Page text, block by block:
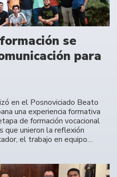
se
para
en el Posnoviciado Beato
una experiencia formativa
de formación vocacional
que unieron la reflexión
el trabajo en equipo…